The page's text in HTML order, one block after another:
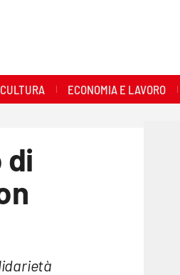
CULTURA ECONOMIA E LAVORO
di